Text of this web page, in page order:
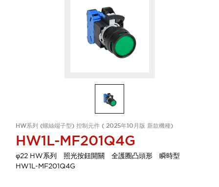
HW系列 (螺絲端子型) 控制元件 ( 2025年10月版 新款機種)
HW1L-MF201Q4G
φ22 HW系列 照光按鈕開關 全護圈凸頭形 瞬時型
HW1L-MF201Q4G